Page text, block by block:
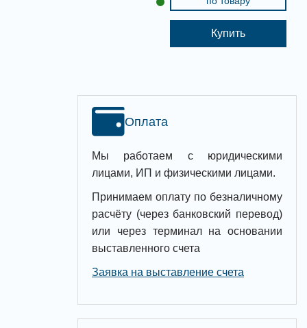
Купить
Оплата
Мы работаем с юридическими
лицами, ИП и физическими лицами.
Принимаем оплату по безналичному
расчёту (через банковский перевод)
или через терминал на основании
выставленного счета
Заявка на выставление счета